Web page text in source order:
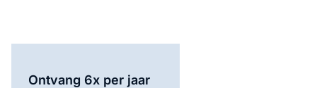
Ontvang 6x per jaar